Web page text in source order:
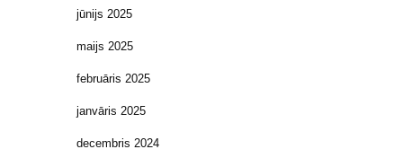
jūnijs 2025
maijs 2025
februāris 2025
janvāris 2025
decembris 2024